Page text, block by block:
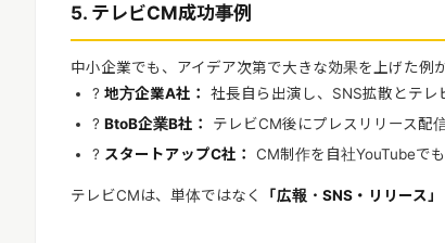
5. テレビCM成功事例
中小企業でも、アイデア次第で大きな効果を上げた例
? 地方企業A社：
社長自ら出演し、SNS拡散とテ
? BtoB企業B社：
テレビCM後にプレスリリース配
? スタートアップC社： CM制作を自社YouTubeで
テレビCMは、単体ではなく 「広報・SNS・リリース」